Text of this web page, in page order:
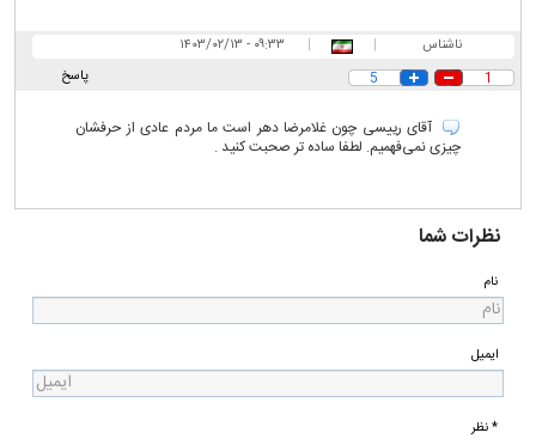
ناشناس |
|
۰۹:۳۳ - ۱۴۰۳/۰۲/۱۳
پاسخ
1
5
آقای رییسی چون غلامرضا دهر است ما مردم عادی از حرفشان
چیزی نمی‌فهمیم. لطفا ساده تر صحبت کنید .
نظرات شما
نام
ایمیل
* نظر